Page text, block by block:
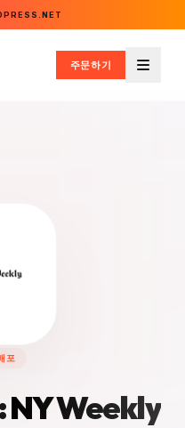
주문하기
메뉴
포
NY Weekly